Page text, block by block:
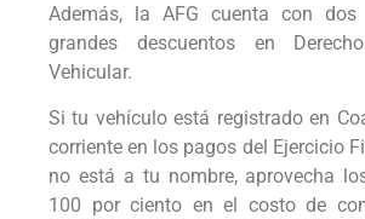
Además, la AFG cuenta con dos
grandes descuentos en
Vehicular.
Si tu vehículo está registrado en
corriente en los pagos del Ejercicio
no está a tu nombre, aprovecha
100 por ciento en el costo de